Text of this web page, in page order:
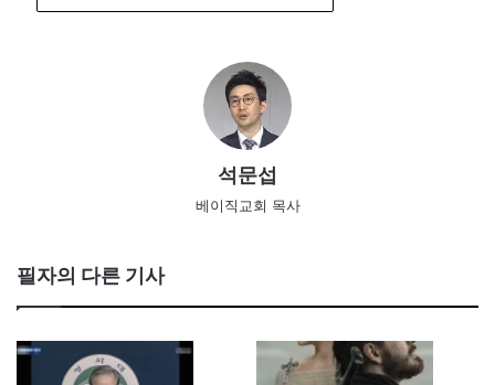
석문섭
베이직교회 목사
필자의 다른 기사